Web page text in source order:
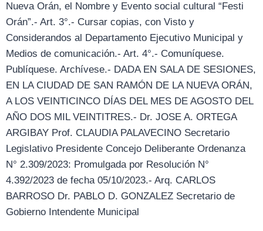
Nueva Orán, el Nombre y Evento social cultural “Festi
Orán”.- Art. 3°.- Cursar copias, con Visto y
Considerandos al Departamento Ejecutivo Municipal y
Medios de comunicación.- Art. 4°.- Comuníquese.
Publíquese. Archívese.- DADA EN SALA DE SESIONES,
EN LA CIUDAD DE SAN RAMÓN DE LA NUEVA ORÁN,
A LOS VEINTICINCO DÍAS DEL MES DE AGOSTO DEL
AÑO DOS MIL VEINTITRES.- Dr. JOSE A. ORTEGA
ARGIBAY Prof. CLAUDIA PALAVECINO Secretario
Legislativo Presidente Concejo Deliberante Ordenanza
N° 2.309/2023: Promulgada por Resolución N°
4.392/2023 de fecha 05/10/2023.- Arq. CARLOS
BARROSO Dr. PABLO D. GONZALEZ Secretario de
Gobierno Intendente Municipal